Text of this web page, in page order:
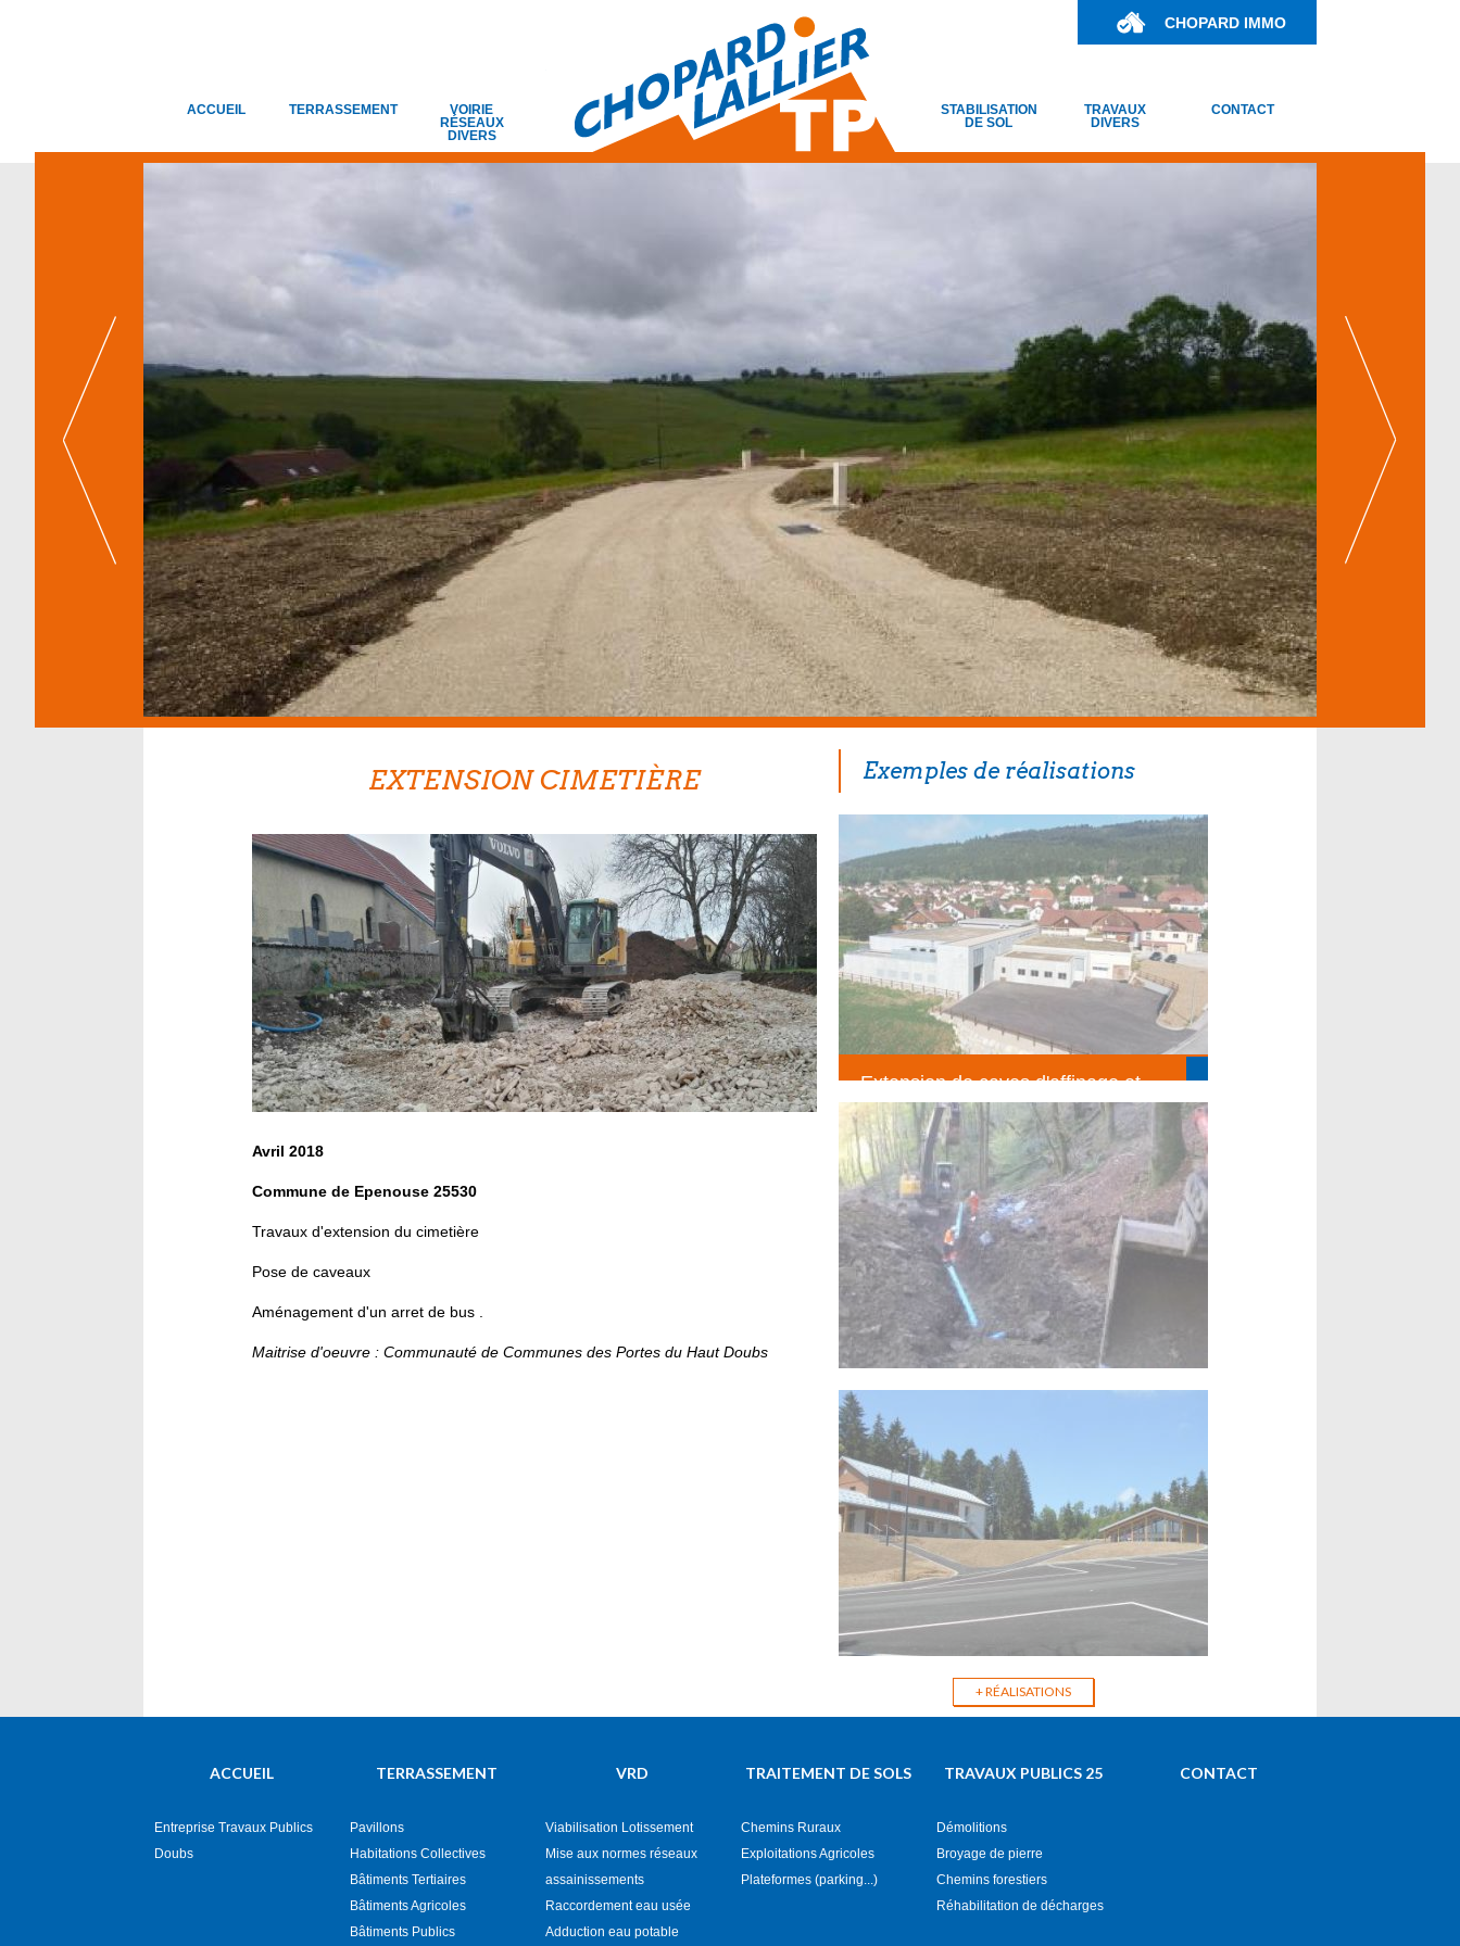
CHOPARD IMMO
ACCUEIL TERRASSEMENT
VOIRIE
RÉSEAUX
DIVERS
STABILISATION
DE SOL
TRAVAUX
DIVERS
CONTACT
EXTENSION CIMETIÈRE
Avril 2018
Commune de Epenouse 25530
Travaux d'extension du cimetière
Pose de caveaux
Aménagement d'un arret de bus .
Maitrise d'oeuvre : Communauté de Communes des Portes du Haut Doubs
Exemples de réalisations
Extension de caves d'affinage et
création magasin Fruitière les
suchaux LES FINS
(Terrassement)
Réhabilitation réseau d'eau en terrain
pentu
(Voirie réseaux divers)
Terrassement VRD d'une Salle et
d'un Gîte de Groupe
+ RÉALISATIONS
ACCUEIL
Entreprise Travaux Publics
Doubs
TERRASSEMENT
Pavillons
Habitations Collectives
Bâtiments Tertiaires
Bâtiments Agricoles
Bâtiments Publics
VRD
Viabilisation Lotissement
Mise aux normes réseaux
assainissements
Raccordement eau usée
Adduction eau potable
TRAITEMENT DE SOLS
Chemins Ruraux
Exploitations Agricoles
Plateformes (parking...)
TRAVAUX PUBLICS 25
Démolitions
Broyage de pierre
Chemins forestiers
Réhabilitation de décharges
CONTACT